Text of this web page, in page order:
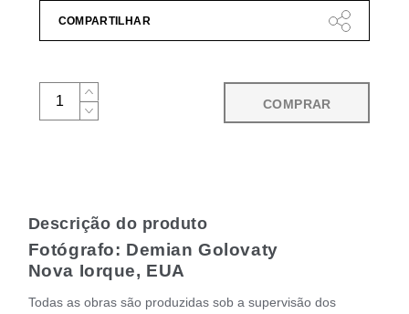
COMPARTILHAR
COMPRAR
Descrição do produto
Fotógrafo: Demian Golovaty
Nova Iorque, EUA
Todas as obras são produzidas sob a supervisão dos